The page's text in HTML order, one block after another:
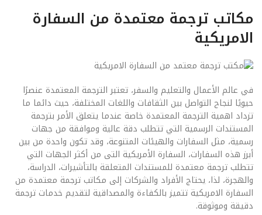
مكاتب ترجمة معتمدة من السفارة
الامريكية
في عالم الأعمال والتعليم والسفر، تعتبر الترجمة المعتمدة عنصرًا
حيويًا لنجاح التواصل بين الثقافات واللغات المختلفة، حيث دائما ما
تزداد اهمية الترجمة المعتمدة خاصة عندما يتعلق الأمر بترجمة
المستندات الرسمية التي تتطلب دقة عالية وموافقة من جهات
رسمية، مثل السفارات والهيئات المتنوعة، وقد تكون واحدة من بين
أبرز هذه السفارات، السفارة الأمريكية التى من أكثر الجهات التي
تتطلب ترجمة معتمدة للمستندات المتعلقة بالتأشيرات، الدراسة،
والهجرة، لذا، يحتاج الأفراد والشركات إلى مكاتب ترجمة معتمدة من
السفارة الامريكية تتميز بالكفاءة والمصداقية لتقديم خدمات ترجمة
دقيقة وموثوقة.